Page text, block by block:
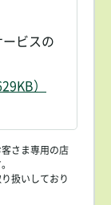
ビスの
）
さま専用の店
扱いしており